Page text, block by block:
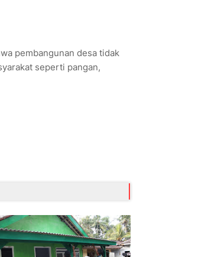
pembangunan desa tidak
seperti pangan,